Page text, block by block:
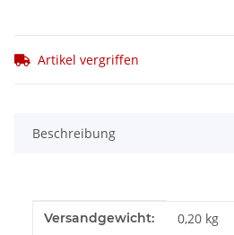
Artikel vergriffen
Beschreibung
Produkteigenschaft
Wert
Versandgewicht: 0,20 kg